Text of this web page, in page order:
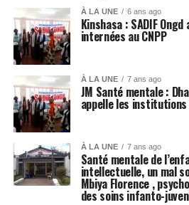
À LA UNE 6 ans ago
Kinshasa : SADIF
internées au CNPP
À LA UNE 7 ans ago
JM Santé mentale :
appelle les institutions
À LA UNE 7 ans ago
Santé mentale de
intellectuelle, un mal
Mbiya Florence ,
des soins infanto-